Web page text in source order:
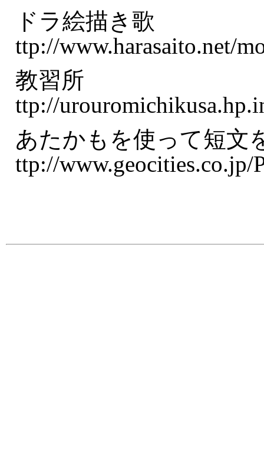
ドラ絵描き歌
ttp://www.harasaito.net/
教習所
ttp://
あたかもを使って短文
ttp://